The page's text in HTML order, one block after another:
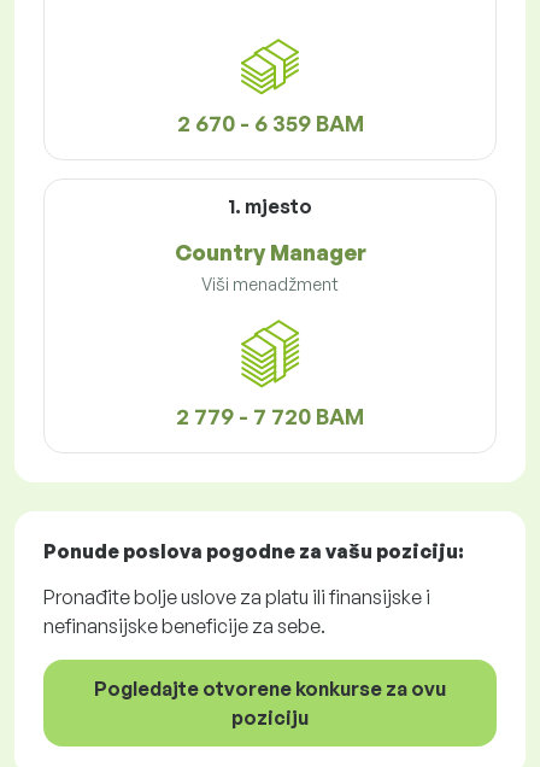
2 670 - 6 359 BAM
1. mjesto
Country Manager
Viši menadžment
2 779 - 7 720 BAM
Ponude poslova pogodne za vašu poziciju:
Pronađite bolje uslove za platu ili finansijske i
nefinansijske beneficije za sebe.
Pogledajte otvorene konkurse za ovu
poziciju